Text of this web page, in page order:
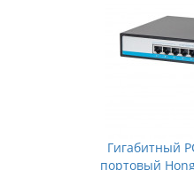
Гигабитный
портовый